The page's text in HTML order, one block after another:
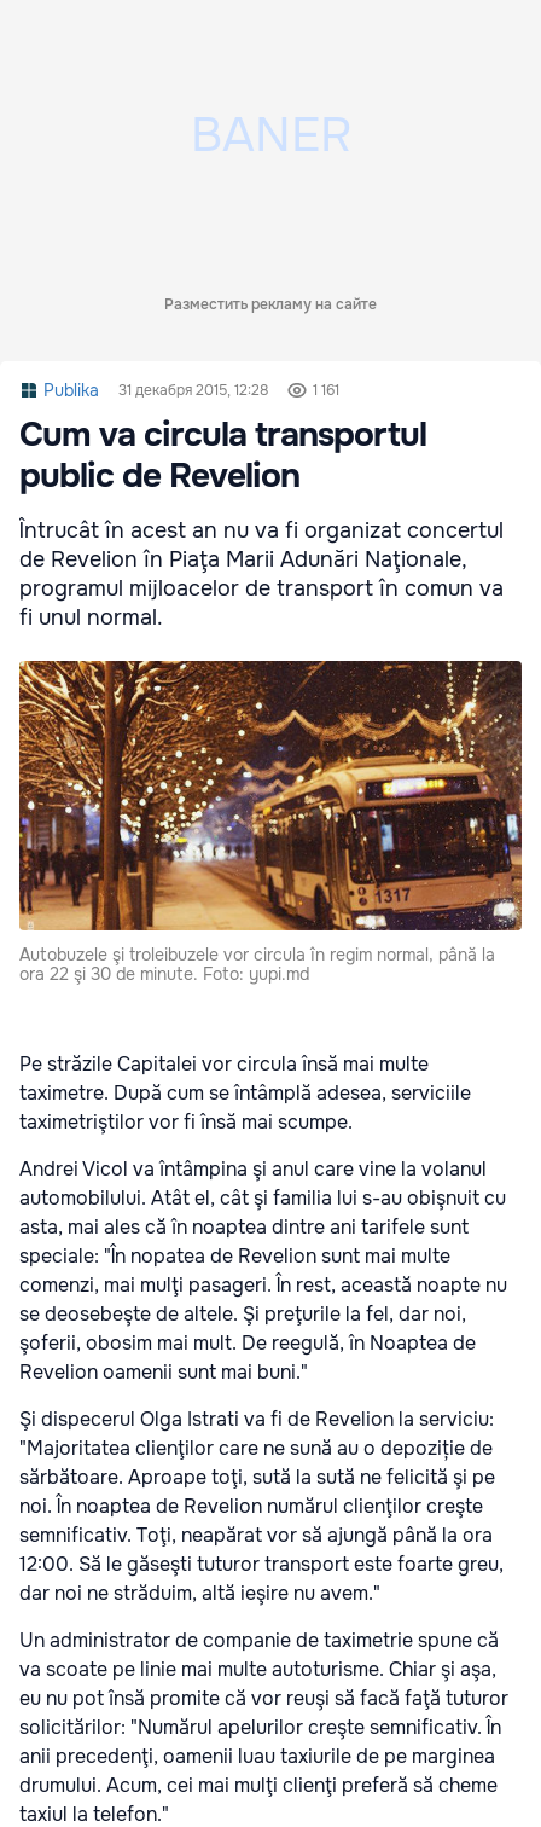
Разместить рекламу на сайте
Publika 31 декабря 2015, 12:28 1 161
Cum va circula transportul
public de Revelion
Întrucât în acest an nu va fi organizat concertul
de Revelion în Piaţa Marii Adunări Naţionale,
programul mijloacelor de transport în comun va
fi unul normal.
Autobuzele şi troleibuzele vor circula în regim normal, până la
ora 22 şi 30 de minute. Foto: yupi.md
Pe străzile Capitalei vor circula însă mai multe
taximetre. După cum se întâmplă adesea, serviciile
taximetriştilor vor fi însă mai scumpe.
Andrei Vicol va întâmpina şi anul care vine la volanul
automobilului. Atât el, cât şi familia lui s-au obişnuit cu
asta, mai ales că în noaptea dintre ani tarifele sunt
speciale: "În nopatea de Revelion sunt mai multe
comenzi, mai mulţi pasageri. În rest, această noapte nu
se deosebeşte de altele. Şi preţurile la fel, dar noi,
şoferii, obosim mai mult. De reegulă, în Noaptea de
Revelion oamenii sunt mai buni."
Şi dispecerul Olga Istrati va fi de Revelion la serviciu:
"Majoritatea clienţilor care ne sună au o depoziție de
sărbătoare. Aproape toţi, sută la sută ne felicită şi pe
noi. În noaptea de Revelion numărul clienţilor creşte
semnificativ. Toţi, neapărat vor să ajungă până la ora
12:00. Să le găseşti tuturor transport este foarte greu,
dar noi ne străduim, altă ieşire nu avem."
Un administrator de companie de taximetrie spune că
va scoate pe linie mai multe autoturisme. Chiar şi aşa,
eu nu pot însă promite că vor reuşi să facă faţă tuturor
solicitărilor: "Numărul apelurilor creşte semnificativ. În
anii precedenţi, oamenii luau taxiurile de pe marginea
drumului. Acum, cei mai mulţi clienţi preferă să cheme
taxiul la telefon."